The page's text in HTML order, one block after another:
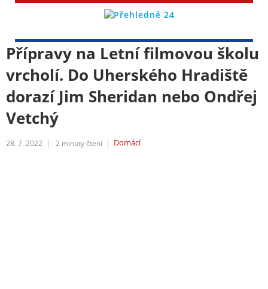
Přípravy na Letní filmovou školu
vrcholí. Do Uherského Hradiště
dorazí Jim Sheridan nebo Ondřej
Vetchý
28. 7. 2022 2 minuty čtení Domácí